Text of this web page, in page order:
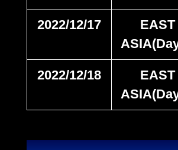
2022/12/17
EAST
2022/12/18
EAST